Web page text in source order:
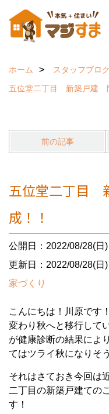
ホーム
スタッフブロ
五位堂二丁目 新築戸建
前の記事
五位堂二丁目
成！！
公開日：2022/08/28(日)
更新日：2022/08/28(日)
家づくり
こんにちは！川原です
変わり秋へと移行して
が健康診断の結果によ
てはツライ秋になりそ
それはさておき今回は
二丁目の新築戸建ての
す！